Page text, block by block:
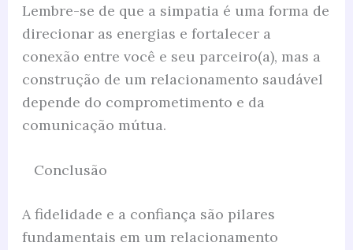
Lembre-se de que a simpatia é uma forma de
direcionar as energias e fortalecer a
conexão entre você e seu parceiro(a), mas a
construção de um relacionamento saudável
depende do comprometimento e da
comunicação mútua.
Conclusão
A fidelidade e a confiança são pilares
fundamentais em um relacionamento